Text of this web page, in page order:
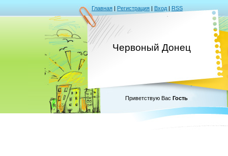
Главная | Регистрация | Вход | RSS
Червоный Донец
Приветствую Вас Гость